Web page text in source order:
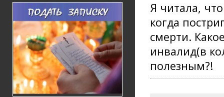
Я читала,
когда
смерти.
инвалид(в
полезным?!